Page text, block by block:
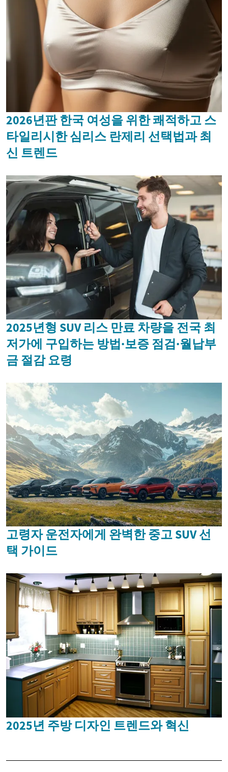
2026년판 한국 여성을 위한 쾌적하고 스
타일리시한 심리스 란제리 선택법과 최
신 트렌드
2025년형 SUV 리스 만료 차량을 전국 최
저가에 구입하는 방법·보증 점검·월납부
금 절감 요령
고령자 운전자에게 완벽한 중고 SUV 선
택 가이드
2025년 주방 디자인 트렌드와 혁신